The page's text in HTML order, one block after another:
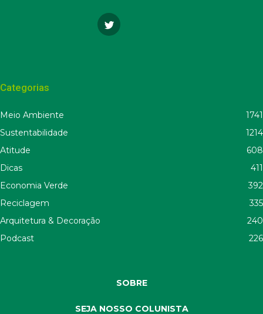
Categorias
Meio Ambiente
1741
Sustentabilidade
1214
Atitude
608
Dicas
411
Economia Verde
392
Reciclagem
335
Arquitetura & Decoração
240
Podcast
226
SOBRE
SEJA NOSSO COLUNISTA